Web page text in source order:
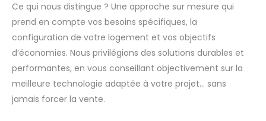
Ce qui nous distingue ? Une approche sur mesure qui
prend en compte vos besoins spécifiques, la
configuration de votre logement et vos objectifs
d’économies. Nous privilégions des solutions durables et
performantes, en vous conseillant objectivement sur la
meilleure technologie adaptée à votre projet… sans
jamais forcer la vente.